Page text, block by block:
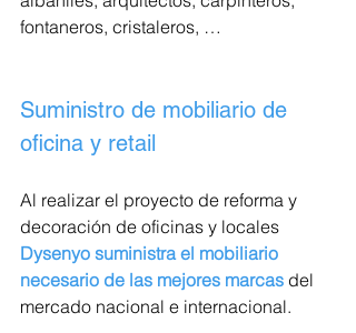
fontaneros, cristaleros, …
Suministro de mobiliario de
oficina y retail
Al realizar el proyecto de reforma y
decoración de oficinas y locales
Dysenyo suministra el mobiliario
necesario de las mejores marcas del
mercado nacional e internacional.